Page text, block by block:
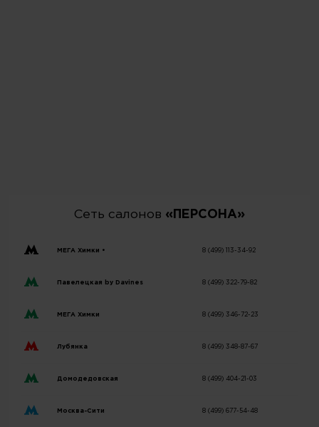
Сеть салонов «ПЕРСОНА»
МЕГА Химки • 8 (499) 113-34-92
Павелецкая by Davines 8 (499) 322-79-82
МЕГА Химки 8 (499) 346-72-23
Лубянка 8 (499) 348-87-67
Домодедовская 8 (499) 404-21-03
Москва-Сити 8 (499) 677-54-48